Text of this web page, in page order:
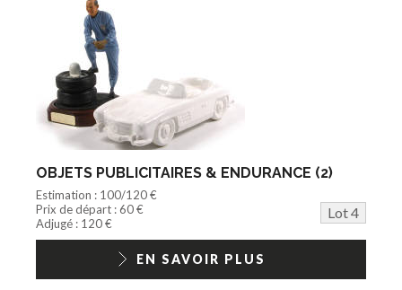
OBJETS PUBLICITAIRES & ENDURANCE (2)
Estimation : 100/120 €
Prix de départ : 60 €
Lot 4
Adjugé : 120 €
EN SAVOIR PLUS